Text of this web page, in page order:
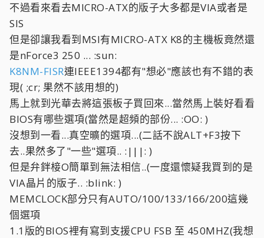
不過看來看去MICRO-ATX的版子大多都是VIA或者是
SIS
但是卻讓我看到MSI有MICRO-ATX K8的主機板竟然還
是nForce3 250 ... :sun:
K8NM-FISR連IEEE1394都有"想必"應該也有不錯的表
現( ;cr; 果然不該用想的)
馬上就到光華去將這張板子買回來...當然馬上裝好看看
BIOS有哪些選項(當然是超頻的部份... :OO: )
沒想到一看...真空曠的選項...(二話不說ALT+F3按下
去..果然多了"一些"選項.. :|||: )
但是弁鉡椄O簡單到無法相信..(一度還懷疑我買到的是
VIA晶片的版子.. :blink: )
MEMCLOCK部分只有AUTO/100/133/166/200這幾
個選項
1.1版的BIOS裡有寫到支援CPU FSB 至 450MHZ(我想